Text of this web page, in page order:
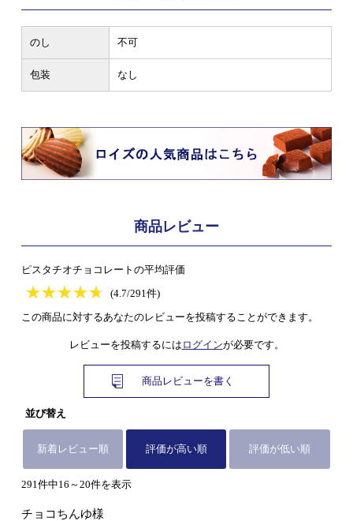
のし 不可
包装 なし
商品レビュー
ピスタチオチョコレートの平均評価
★★★★★
★★★★★
(4.7/291件)
この商品に対するあなたのレビューを投稿することができます。
レビューを投稿するには ログインが必要です。
商品レビューを書く
並び替え
新着レビュー順 評価が高い順 評価が低い順
291件中16～20件を表示
チョコちんゆ様